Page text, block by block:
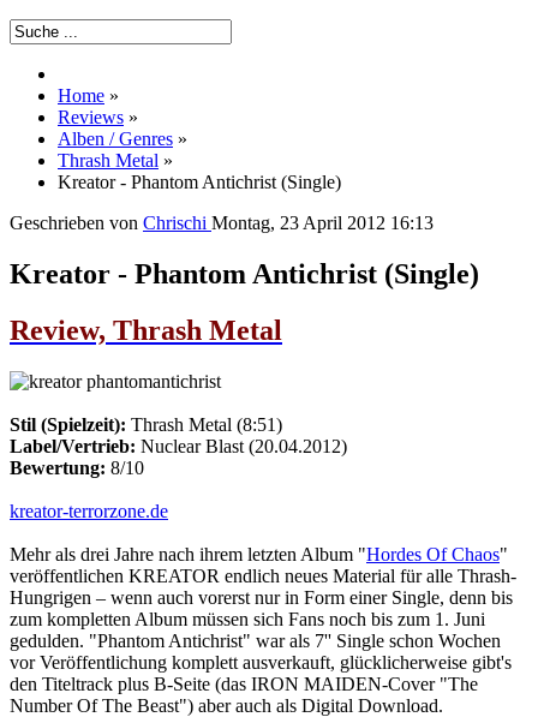
Home »
Reviews »
Alben / Genres »
Thrash Metal »
Kreator - Phantom Antichrist (Single)
Geschrieben von Chrischi Montag, 23 April 2012 16:13
Kreator - Phantom Antichrist (Single)
Review, Thrash Metal
Stil (Spielzeit): Thrash Metal (8:51)
Label/Vertrieb: Nuclear Blast (20.04.2012)
Bewertung: 8/10
kreator-terrorzone.de
Mehr als drei Jahre nach ihrem letzten Album "Hordes Of Chaos"
veröffentlichen KREATOR endlich neues Material für alle Thrash-
Hungrigen – wenn auch vorerst nur in Form einer Single, denn bis
zum kompletten Album müssen sich Fans noch bis zum 1. Juni
gedulden. "Phantom Antichrist" war als 7'' Single schon Wochen
vor Veröffentlichung komplett ausverkauft, glücklicherweise gibt's
den Titeltrack plus B-Seite (das IRON MAIDEN-Cover "The
Number Of The Beast") aber auch als Digital Download.